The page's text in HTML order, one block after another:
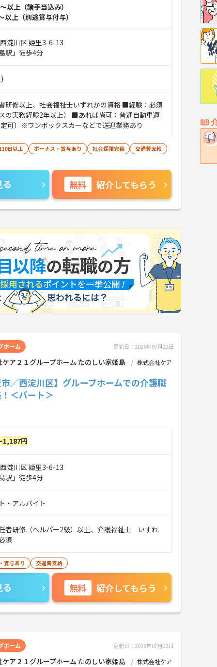
～以上（諸手当込み）
以上（別途賞与付与）
淀川区 姫里3-6-13
駅」徒歩4分
研修以上、社会福祉士いずれかの資格 ■経験：必須
の実務経験2年以上） ■あれば尚可：普通自動車運
可）※ワンボックスカーなどで送迎業務あり
日以上 ボーナス・賞与あり 社会保険完備 交通費支給
無料 紹介してもらう
ホーム 更新日：2026年07月22日
ケア２１グループホーム たのしい家姫島 株式会社ケア
／西淀川区】グループホームでの介護職
＜パート＞
1,187円
淀川区 姫里3-6-13
駅」徒歩4分
・アルバイト
者研修（ヘルパー2級）以上、介護福祉士 いずれ
須
賞与あり 交通費支給
無料 紹介してもらう
ホーム 更新日：2026年07月22日
ケア２１グループホーム たのしい家姫島 株式会社ケア